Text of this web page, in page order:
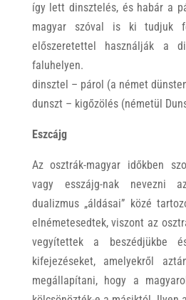
így lett dinsztelés, és habár a
magyar szóval is ki tudjuk
előszeretettel használják a
faluhelyen.
dinsztel – párol (a német
dunszt – kigőzölés (németül
Eszcájg
Az osztrák-magyar időkben
vagy esszájg-nak nevezni
dualizmus „áldásai” közé
elnémetesedtek, viszont az
vegyítettek a beszédjükbe
kifejezéseket, amelyekről
megállapítani, hogy a